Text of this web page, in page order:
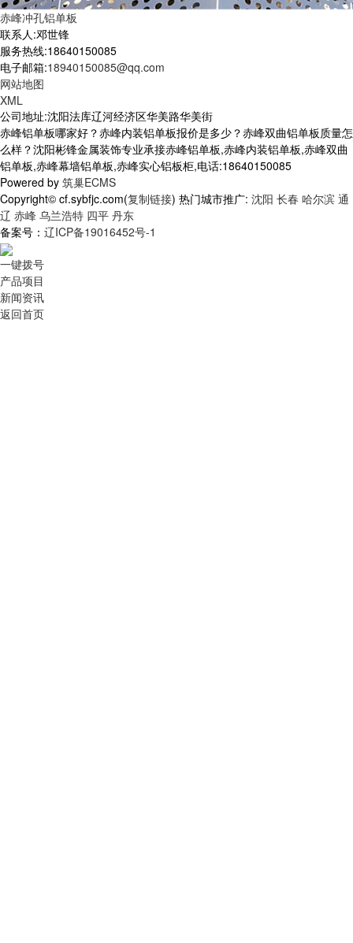
赤峰冲孔铝单板
联系人:邓世锋
服务热线:18640150085
电子邮箱:18940150085@qq.com
网站地图
XML
公司地址:沈阳法库辽河经济区华美路华美街
赤峰铝单板哪家好？赤峰内装铝单板报价是多少？赤峰双曲铝单板质量怎
么样？沈阳彬锋金属装饰专业承接赤峰铝单板,赤峰内装铝单板,赤峰双曲
铝单板,赤峰幕墙铝单板,赤峰实心铝板柜,电话:18640150085
Powered by 筑巢ECMS
Copyright© cf.sybfjc.com(复制链接) 热门城市推广: 沈阳 长春 哈尔滨 通
辽 赤峰 乌兰浩特 四平 丹东
备案号： 辽ICP备19016452号-1
一键拨号
产品项目
新闻资讯
返回首页